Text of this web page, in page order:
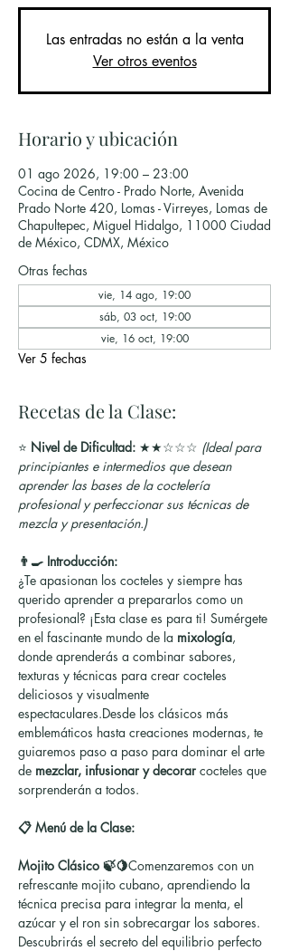
Las entradas no están a la venta
Ver otros eventos
Horario y ubicación
01 ago 2026, 19:00 – 23:00
Cocina de Centro - Prado Norte, Avenida
Prado Norte 420, Lomas - Virreyes, Lomas de
Chapultepec, Miguel Hidalgo, 11000 Ciudad
de México, CDMX, México
Otras fechas
vie, 14 ago, 19:00
sáb, 03 oct, 19:00
vie, 16 oct, 19:00
Ver 5 fechas
Recetas de la Clase:
⭐ Nivel de Dificultad: ★★☆☆☆ (Ideal para
principiantes e intermedios que desean
aprender las bases de la coctelería
profesional y perfeccionar sus técnicas de
mezcla y presentación.)
👨‍🍳 Introducción:
¿Te apasionan los cocteles y siempre has
querido aprender a prepararlos como un
profesional? ¡Esta clase es para ti! Sumérgete
en el fascinante mundo de la mixología,
donde aprenderás a combinar sabores,
texturas y técnicas para crear cocteles
deliciosos y visualmente
espectaculares.Desde los clásicos más
emblemáticos hasta creaciones modernas, te
guiaremos paso a paso para dominar el arte
de mezclar, infusionar y decorar cocteles que
sorprenderán a todos.
📋 Menú de la Clase:
Mojito Clásico 🍃🍋Comenzaremos con un
refrescante mojito cubano, aprendiendo la
técnica precisa para integrar la menta, el
azúcar y el ron sin sobrecargar los sabores.
Descubrirás el secreto del equilibrio perfecto